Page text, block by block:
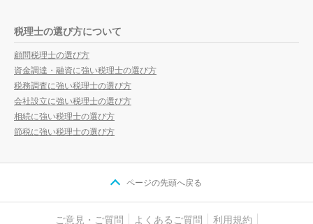
税理士の選び方について
顧問税理士の選び方
資金調達・融資に強い税理士の選び方
税務調査に強い税理士の選び方
会社設立に強い税理士の選び方
相続に強い税理士の選び方
節税に強い税理士の選び方
ページの先頭へ戻る
ご意見・ご質問 よくあるご質問 利用規約